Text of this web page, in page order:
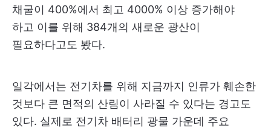
채굴이 400%에서 최고 4000% 이상 증가해야
하고 이를 위해 384개의 새로운 광산이
필요하다고도 봤다.
일각에서는 전기차를 위해 지금까지 인류가 훼손한
것보다 큰 면적의 산림이 사라질 수 있다는 경고도
있다. 실제로 전기차 배터리 광물 가운데 주요